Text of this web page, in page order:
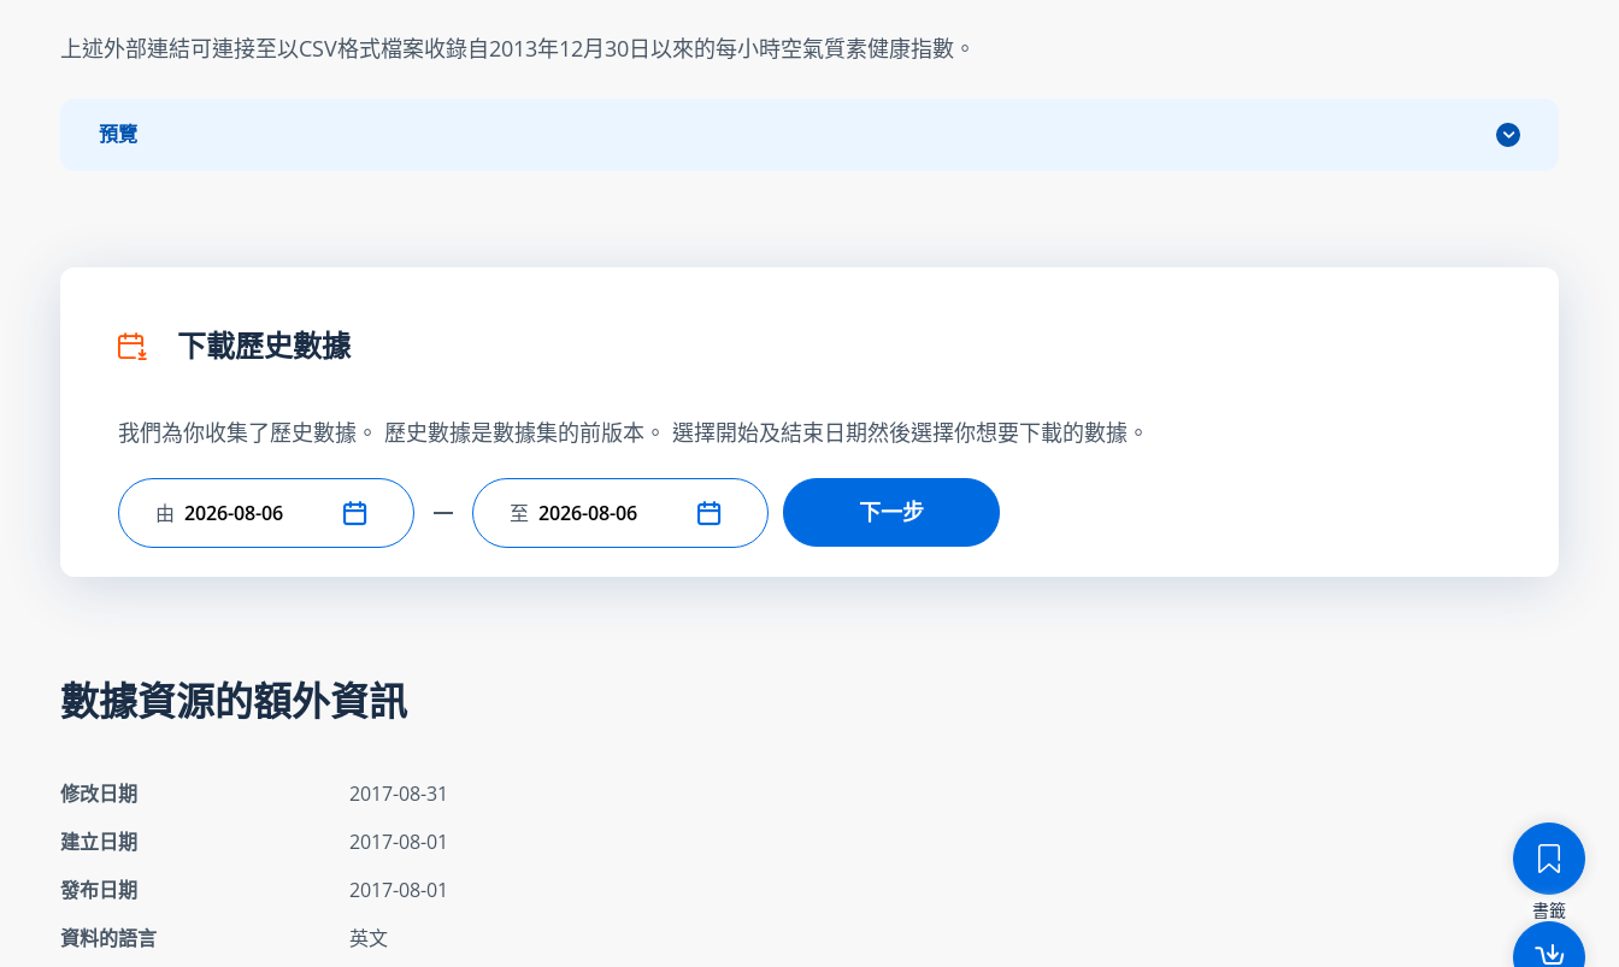
上述外部連結可連接至以CSV格式檔案收錄自2013年12月30日以來的每小時空氣質素健康指數。
預覽
下載歷史數據
我們為你收集了歷史數據。 歷史數據是數據集的前版本。 選擇開始及結束日期然後選擇你想要下載的數據。
選擇開始日期
由 選擇結束日期
至 下一步
數據資源的額外資訊
修改日期
2017-08-31
建立日期
2017-08-01
發布日期
2017-08-01
資料的語言
英文
書籤